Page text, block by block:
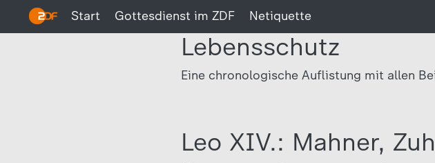
Start Gottesdienst im ZDF Netiquette
Lebensschutz
Eine chronologische Auflistung mit allen
Leo XIV.: Mahner,